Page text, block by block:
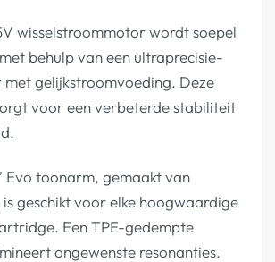
wisselstroommotor wordt soepel
behulp van een ultraprecisie-
gelijkstroomvoeding. Deze
voor een verbeterde stabiliteit
Evo toonarm, gemaakt van
geschikt voor elke hoogwaardige
Een TPE-gedempte
ongewenste resonanties.